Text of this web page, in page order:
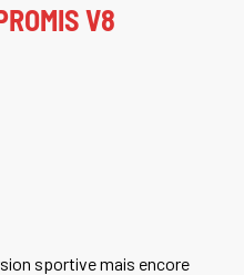
V8
sportive mais encore